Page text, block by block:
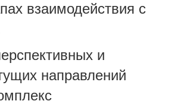
взаимодействия с
и
направлений